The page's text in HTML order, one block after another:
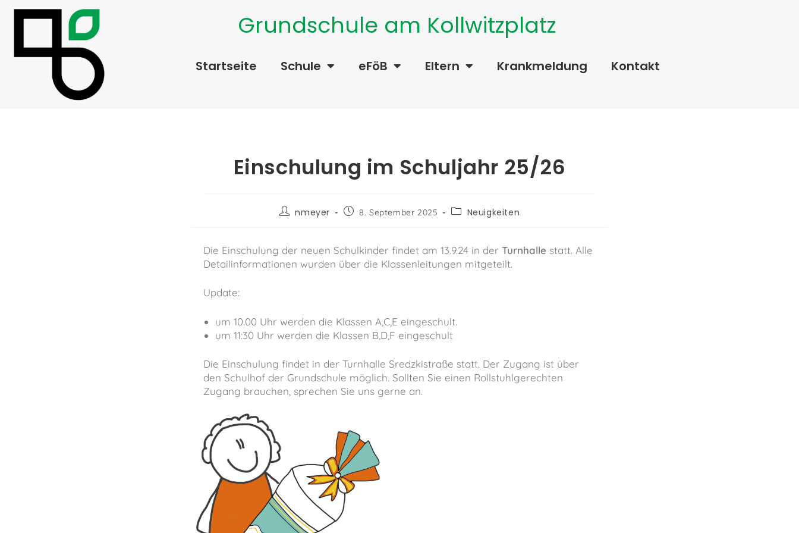
Grundschule am Kollwitzplatz
Startseite Schule eFöB Eltern Krankmeldung Kontakt
Einschulung im Schuljahr 25/26
nmeyer 8. September 2025 Neuigkeiten
Die Einschulung der neuen Schulkinder findet am 13.9.24 in der Turnhalle statt. Alle
Detailinformationen wurden über die Klassenleitungen mitgeteilt.
Update:
um 10.00 Uhr werden die Klassen A,C,E eingeschult.
um 11:30 Uhr werden die Klassen B,D,F eingeschult
Die Einschulung findet in der Turnhalle Sredzkistraße statt. Der Zugang ist über
den Schulhof der Grundschule möglich. Sollten Sie einen Rollstuhlgerechten
Zugang brauchen, sprechen Sie uns gerne an.